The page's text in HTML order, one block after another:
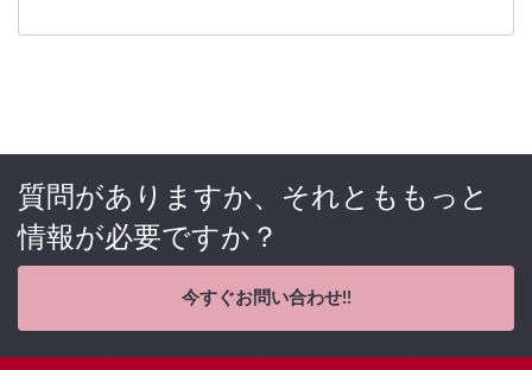
質問がありますか、それとももっと
情報が必要ですか？
今すぐお問い合わせ!!